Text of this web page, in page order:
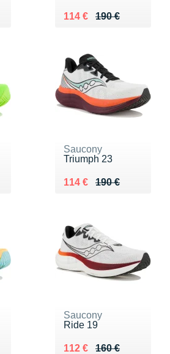
190 €
Au lieu de 190 €
114 €
Vendu 114 €
Saucony
Triumph 23
190 €
Au lieu de 190 €
114 €
Vendu 114 €
Saucony
Ride 19
160 €
Au lieu de 160 €
112 €
Vendu 112 €